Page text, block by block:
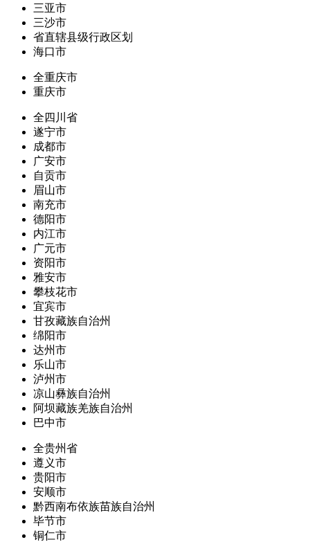
三亚市
三沙市
省直辖县级行政区划
海口市
全重庆市
重庆市
全四川省
遂宁市
成都市
广安市
自贡市
眉山市
南充市
德阳市
内江市
广元市
资阳市
雅安市
攀枝花市
宜宾市
甘孜藏族自治州
绵阳市
达州市
乐山市
泸州市
凉山彝族自治州
阿坝藏族羌族自治州
巴中市
全贵州省
遵义市
贵阳市
安顺市
黔西南布依族苗族自治州
毕节市
铜仁市